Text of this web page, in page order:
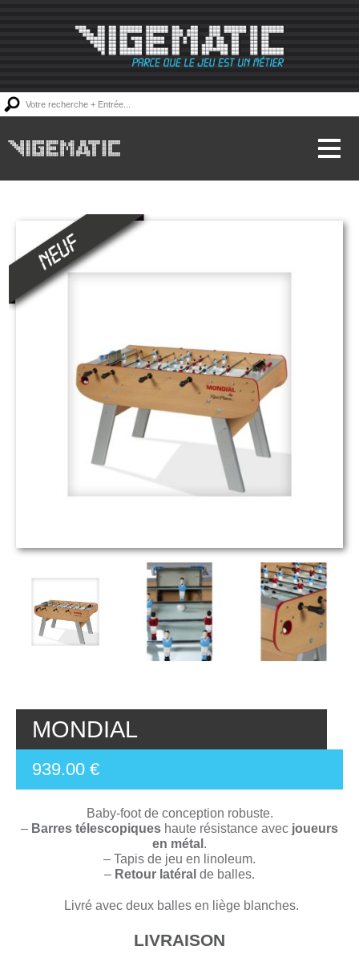
Locations
MONDIAL
939.00 €
Baby-foot de conception robuste.
– Barres télescopiques haute résistance avec joueurs
en métal .
– Tapis de jeu en linoleum.
– Retour latéral de balles.
Livré avec deux balles en liège blanches.
LIVRAISON